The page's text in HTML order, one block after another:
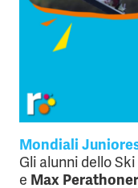
Mondiali
Gli alunni dello
e Max Perathoner